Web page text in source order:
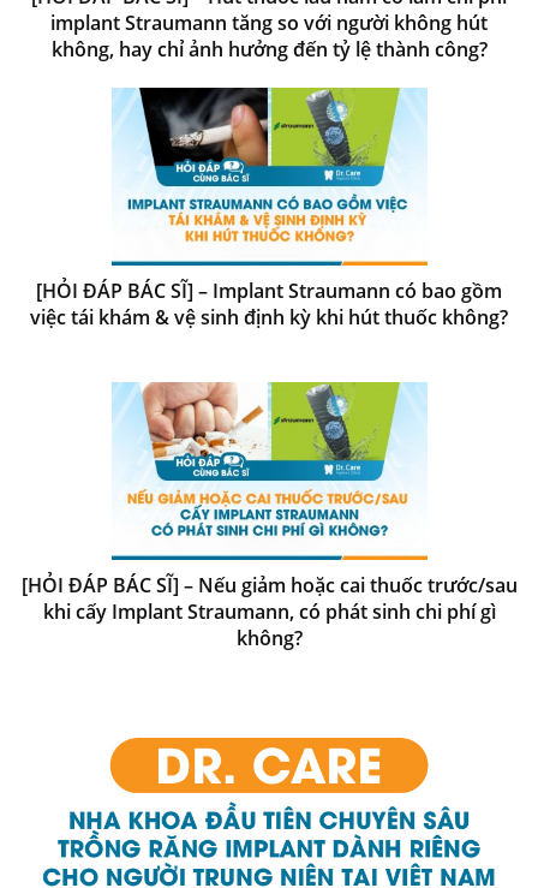
implant Straumann tăng so với người không hút
không, hay chỉ ảnh hưởng đến tỷ lệ thành công?
[HỎI ĐÁP BÁC SĨ] – Implant Straumann có bao gồm
việc tái khám & vệ sinh định kỳ khi hút thuốc không?
[HỎI ĐÁP BÁC SĨ] – Nếu giảm hoặc cai thuốc trước/sau
khi cấy Implant Straumann, có phát sinh chi phí gì
không?